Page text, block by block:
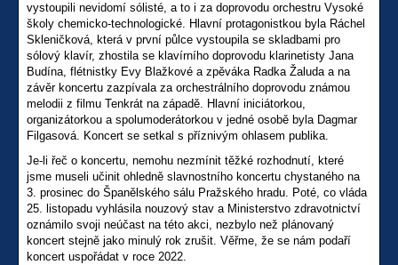
vystoupili nevidomí sólisté, a to i za doprovodu orchestru Vysoké
školy chemicko-technologické. Hlavní protagonistkou byla Ráchel
Skleničková, která v první půlce vystoupila se skladbami pro
sólový klavír, zhostila se klavírního doprovodu klarinetisty Jana
Budína, flétnistky Evy Blažkové a zpěváka Radka Žaluda a na
závěr koncertu zazpívala za orchestrálního doprovodu známou
melodii z filmu Tenkrát na západě. Hlavní iniciátorkou,
organizátorkou a spolumoderátorkou v jedné osobě byla Dagmar
Filgasová. Koncert se setkal s příznivým ohlasem publika.
Je-li řeč o koncertu, nemohu nezmínit těžké rozhodnutí, které
jsme museli učinit ohledně slavnostního koncertu chystaného na
3. prosinec do Španělského sálu Pražského hradu. Poté, co vláda
25. listopadu vyhlásila nouzový stav a Ministerstvo zdravotnictví
oznámilo svoji neúčast na této akci, nezbylo než plánovaný
koncert stejně jako minulý rok zrušit. Věřme, že se nám podaří
koncert uspořádat v roce 2022.